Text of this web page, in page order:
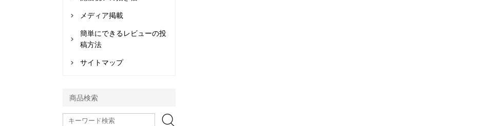
メディア掲載
簡単にできるレビューの投
稿方法
サイトマップ
商品検索